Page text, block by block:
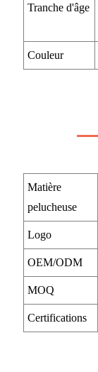
Tranche d'âge
Couleur
Matière
pelucheuse
Logo
OEM/ODM
MOQ
Certifications